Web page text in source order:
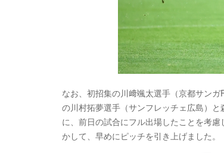
なお、初招集の川﨑颯太選手（京都サン
の川村拓夢選手（サンフレッチェ広島）
に、前日の試合にフル出場したことを考
かして、早めにピッチを引き上げました。